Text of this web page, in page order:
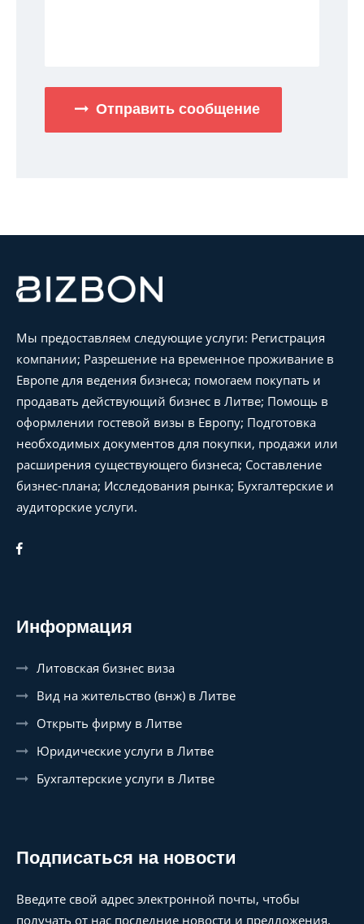
Отправить сообщение
Мы предоставляем следующие услуги: Регистрация
компании; Разрешение на временное проживание в
Европе для ведения бизнеса; помогаем покупать и
продавать действующий бизнес в Литве; Помощь в
оформлении гостевой визы в Европу; Подготовка
необходимых документов для покупки, продажи или
расширения существующего бизнеса; Составление
бизнес-плана; Исследования рынка; Бухгалтерские и
аудиторские услуги.
Информация
Литовская бизнес виза
Вид на жительство (внж) в Литве
Открыть фирму в Литве
Юридические услуги в Литве
Бухгалтерские услуги в Литве
Подписаться на новости
Введите свой адрес электронной почты, чтобы
получать от нас последние новости и предложения.